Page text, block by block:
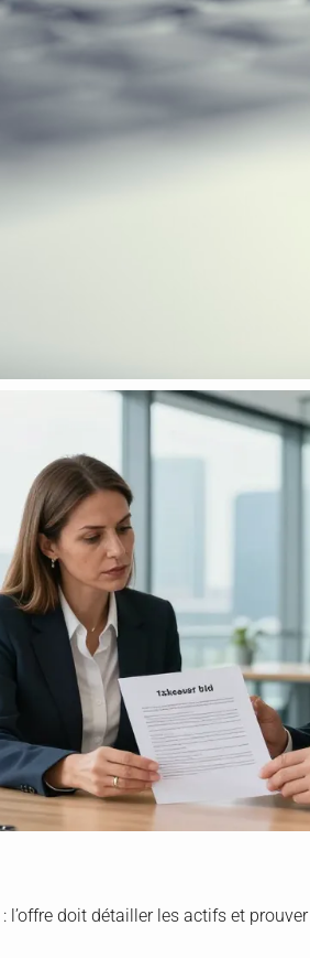
: l’offre doit détailler les actifs et